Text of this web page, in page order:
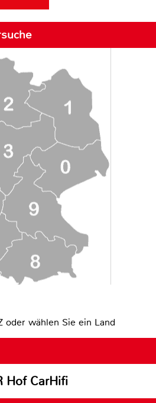
oder wählen Sie ein Land
Hof CarHifi